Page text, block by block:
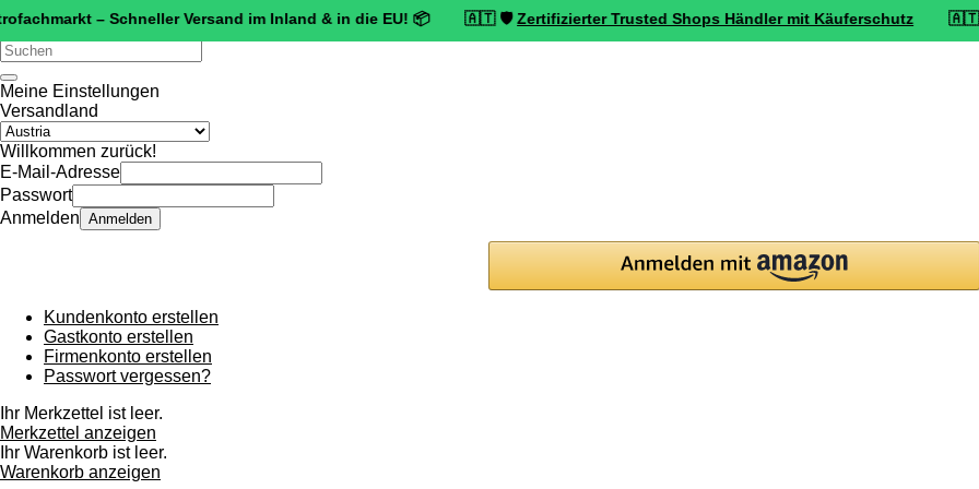
– Schneller Versand im Inland & in die EU! 📦 🇦🇹 🛡️ Zertifizierter Trusted Shops Händler mit Käuferschutz🇦🇹 ⭐ Top
Verwende
die
oben
und
unten,
um
das
Eingabetaste,
zum
ausgewählten
Meine Einstellungen
Versandland
Willkommen zurück!
E-Mail-Adresse
Passwort
Anmelden Anmelden
Kundenkonto erstellen
Gastkonto erstellen
Firmenkonto erstellen
Passwort vergessen?
Ihr Merkzettel ist leer.
Merkzettel anzeigen
Ihr Warenkorb ist leer.
Warenkorb anzeigen